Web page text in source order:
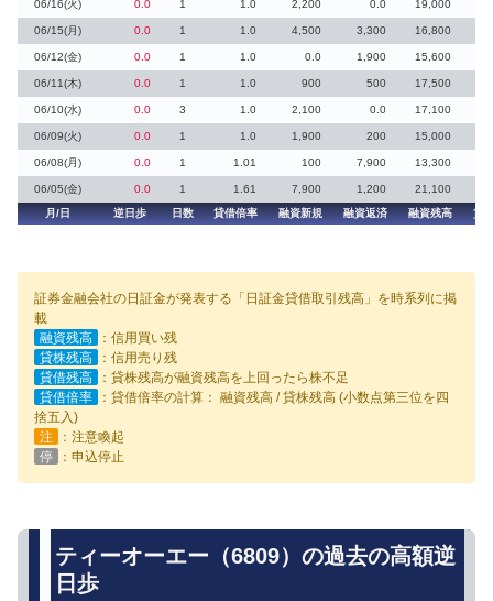
06/16(火) 0.0 1 1.0 2,200 0.0 19,000
06/15(月) 0.0 1 1.0 4,500 3,300 16,800
06/12(金) 0.0 1 1.0 0.0 1,900 15,600
06/11(木) 0.0 1 1.0 900 500 17,500
06/10(水) 0.0 3 1.0 2,100 0.0 17,100
06/09(火) 0.0 1 1.0 1,900 200 15,000
06/08(月) 0.0 1 1.01 100 7,900 13,300
06/05(金) 0.0 1 1.61 7,900 1,200
21,100
月/日
逆日歩 日数 貸借倍率 融資新規 融資返済 融資残高 貸
証券金融会社の日証金が発表する「日証金貸借取引残高」を時系列に掲
載
融資残高
：信用買い残
貸株残高
：信用売り残
貸借残高
：貸株残高が融資残高を上回ったら株不足
貸借倍率
：貸借倍率の計算： 融資残高 / 貸株残高 (小数点第三位を四
捨五入)
注
：注意喚起
停
：申込停止
ティーオーエー（6809）の過去の高額逆
日歩